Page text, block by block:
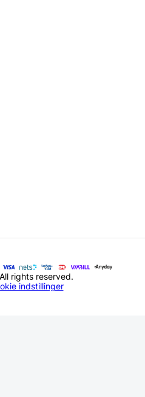
rights reserved.
indstillinger